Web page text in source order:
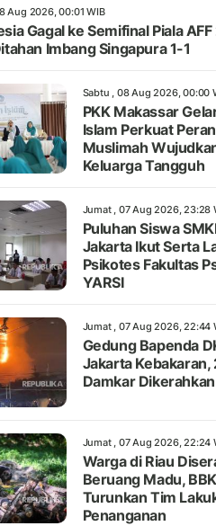
Aug 2026, 00:01 WIB
Gagal ke Semifinal Piala
Imbang Singapura 1-1
Sabtu , 08 Aug 2026, 00:00
PKK Makassar
Islam Perkuat Peran
Muslimah
Keluarga Tangguh
Jumat , 07 Aug 2026, 23:28
Puluhan Siswa
Jakarta Ikut Serta
Psikotes Fakultas
YARSI
Jumat , 07 Aug 2026, 22:44
Gedung Bapenda
Jakarta Kebakaran,
Damkar Dikerahkan
Jumat , 07 Aug 2026, 22:24
Warga di Riau
Beruang Madu,
Turunkan Tim
Penanganan